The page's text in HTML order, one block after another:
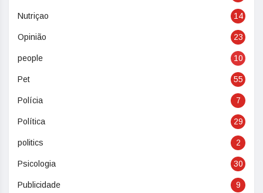
Nutriçao 14
Opinião 23
people 10
Pet 55
Polícia 7
Política 29
politics 2
Psicologia 30
Publicidade 9